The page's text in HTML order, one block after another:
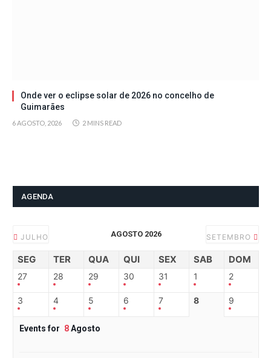
Onde ver o eclipse solar de 2026 no concelho de
Guimarães
6 AGOSTO, 2026 2 MINS READ
AGENDA
JULHO AGOSTO 2026 SETEMBRO
SEG TER QUA QUI SEX SAB DOM
27 28 29 30 31 1 2
3 4 5 6 7 8 9
Events for 8Agosto